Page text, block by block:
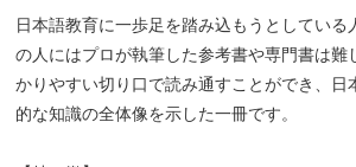
日本語教育に一歩足を踏み込もうとしている
の人にはプロが執筆した参考書や専門書は難
かりやすい切り口で読み通すことができ、日
的な知識の全体像を示した一冊です。